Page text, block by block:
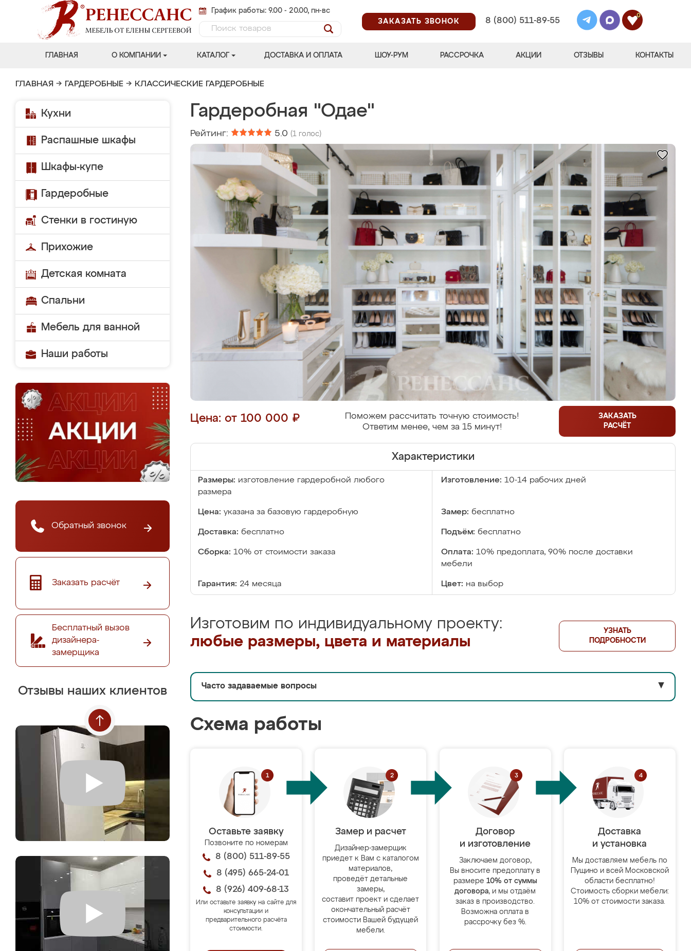
График работы: 9.00 - 20.00, пн-вс
ЗАКАЗАТЬ ЗВОНОК
8 (800) 511-89-55
0
ГЛАВНАЯ О КОМПАНИИ КАТАЛОГ ДОСТАВКА И ОПЛАТА ШОУ-РУМ РАССРОЧКА АКЦИИ ОТЗЫВЫ КОНТАКТЫ
ГЛАВНАЯ → ГАРДЕРОБНЫЕ → КЛАССИЧЕСКИЕ ГАРДЕРОБНЫЕ
Кухни
Распашные шкафы
Шкафы-купе
Гардеробные
Стенки в гостиную
Прихожие
Детская комната
Спальни
Мебель для ванной
Наши работы
Обратный звонок
Заказать расчёт
Бесплатный вызов
дизайнера-
замерщика
Отзывы наших клиентов
Гардеробная "Одае"
Рейтинг: 5.0 (1 голос)
Цена: от 100 000 ₽
Поможем рассчитать точную стоимость!
Ответим менее, чем за 15 минут!
ЗАКАЗАТЬ
РАСЧЁТ
Характеристики
Размеры: изготовление гардеробной любого
размера
Изготовление: 10-14 рабочих дней
Цена: указана за базовую гардеробную Замер: бесплатно
Доставка: бесплатно Подъём: бесплатно
Сборка: 10% от стоимости заказа Оплата: 10% предоплата, 90% после доставки
мебели
Гарантия: 24 месяца Цвет: на выбор
Изготовим по индивидуальному проекту:
любые размеры, цвета и материалы
УЗНАТЬ
ПОДРОБНОСТИ
Часто задаваемые вопросы ▼
Схема работы
Оставьте заявку
Позвоните по номерам
8 (800) 511-89-55
8 (495) 665-24-01
8 (926) 409-68-13
Или оставьте заявку на сайте для
консультации и
предварительного расчёта
стоимости.
Замер и расчет
Дизайнер-замерщик
приедет к Вам с каталогом
материалов,
проведёт детальные
замеры,
составит проект и сделает
окончательный расчёт
стоимости Вашей будущей
мебели.
Договор
и изготовление
Заключаем договор,
Вы вносите предоплату в
размере 10% от суммы
договора, и мы отдаём
заказ в производство.
Возможна оплата в
рассрочку без %.
Доставка
и установка
Мы доставляем мебель по
Пущино и всей Московской
области бесплатно!
Стоимость сборки мебели:
10% от стоимости заказа.